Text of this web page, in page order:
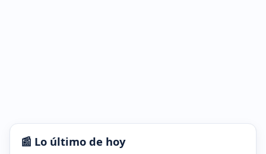
📰 Lo último de hoy